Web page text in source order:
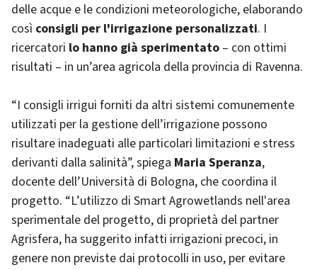
delle acque e le condizioni meteorologiche, elaborando
così consigli per l'irrigazione personalizzati. I
ricercatori lo hanno già sperimentato – con ottimi
risultati – in un’area agricola della provincia di Ravenna.
“I consigli irrigui forniti da altri sistemi comunemente
utilizzati per la gestione dell’irrigazione possono
risultare inadeguati alle particolari limitazioni e stress
derivanti dalla salinità”, spiega Maria Speranza,
docente dell’Università di Bologna, che coordina il
progetto. “L’utilizzo di Smart Agrowetlands nell'area
sperimentale del progetto, di proprietà del partner
Agrisfera, ha suggerito infatti irrigazioni precoci, in
genere non previste dai protocolli in uso, per evitare